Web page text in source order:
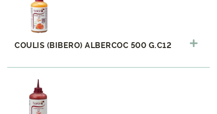
COULIS (BIBERO) ALBERCOC 500 G.C12